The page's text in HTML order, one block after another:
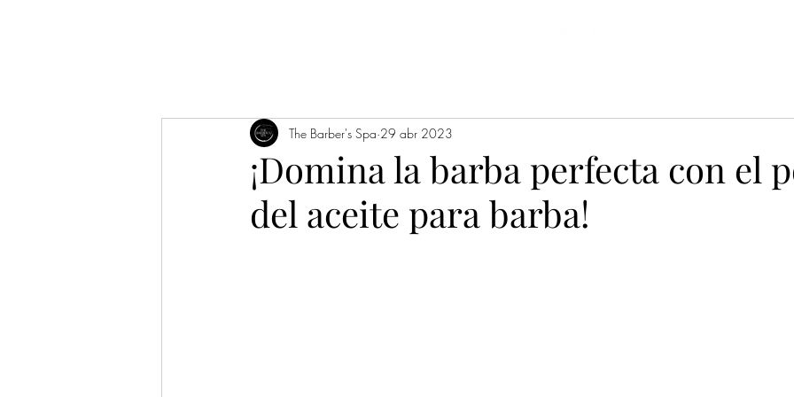
¡Domina la barba perfecta con el
del aceite para barba!
The Barber's Spa 29 abr 2023